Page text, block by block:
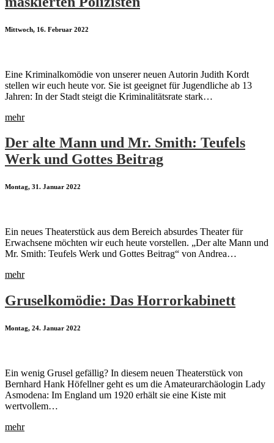
Mittwoch, 16. Februar 2022
Eine Kriminalkomödie von unserer neuen Autorin Judith Kordt
stellen wir euch heute vor. Sie ist geeignet für Jugendliche ab 13
Jahren: In der Stadt steigt die Kriminalitätsrate stark…
mehr
Der alte Mann und Mr. Smith: Teufels
Werk und Gottes Beitrag
Montag, 31. Januar 2022
Ein neues Theaterstück aus dem Bereich absurdes Theater für
Erwachsene möchten wir euch heute vorstellen. „Der alte Mann und
Mr. Smith: Teufels Werk und Gottes Beitrag“ von Andrea…
mehr
Gruselkomödie: Das Horrorkabinett
Montag, 24. Januar 2022
Ein wenig Grusel gefällig? In diesem neuen Theaterstück von
Bernhard Hank Höfellner geht es um die Amateurarchäologin Lady
Asmodena: Im England um 1920 erhält sie eine Kiste mit
wertvollem…
mehr